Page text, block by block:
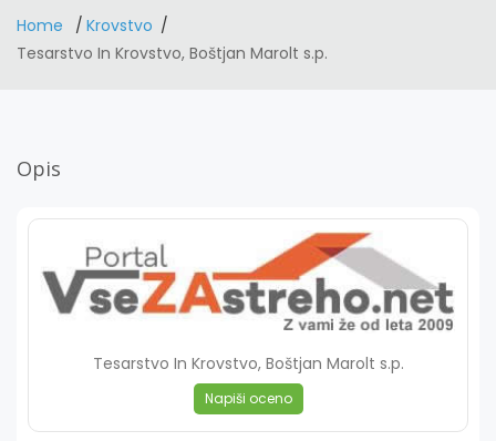
Home
Krovstvo
Tesarstvo In Krovstvo, Boštjan Marolt s.p.
Opis
Tesarstvo In Krovstvo, Boštjan Marolt s.p.
Napiši oceno